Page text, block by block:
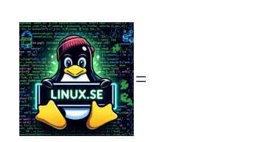
innehåll